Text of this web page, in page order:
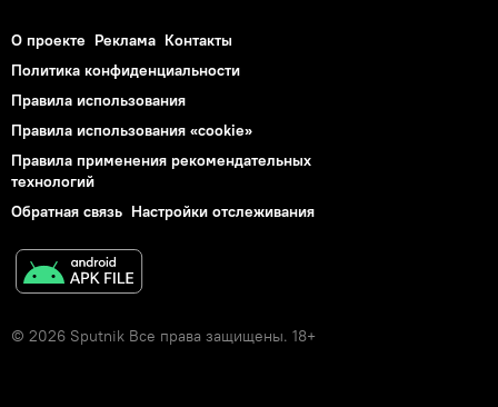
О проекте Реклама Контакты
Политика конфиденциальности
Правила использования
Правила использования «cookie»
Правила применения рекомендательных
технологий
Обратная связь Настройки отслеживания
© 2026 Sputnik Все права защищены. 18+